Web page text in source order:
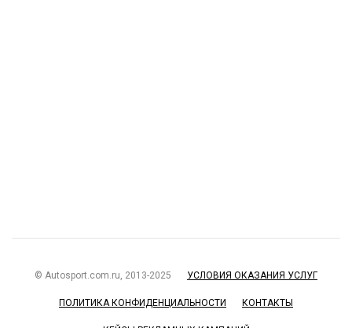
© Autosport.com.ru, 2013-2025 УСЛОВИЯ ОКАЗАНИЯ УСЛУГ
ПОЛИТИКА КОНФИДЕНЦИАЛЬНОСТИ КОНТАКТЫ